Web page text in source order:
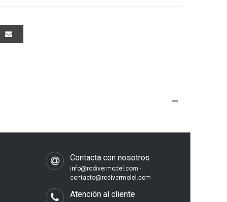
Contacta con nosotros
info@rcdivermodel.com -
contacto@rcdivermolel.com
Atención al cliente